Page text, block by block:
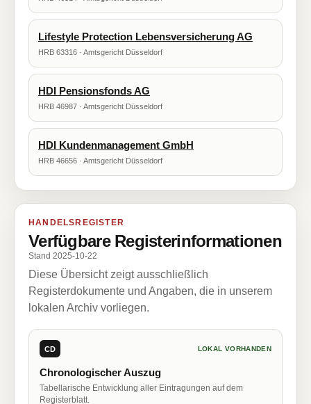
Lifestyle Protection Lebensversicherung AG
HRB 63316 · Amtsgericht Düsseldorf
HDI Pensionsfonds AG
HRB 46987 · Amtsgericht Düsseldorf
HDI Kundenmanagement GmbH
HRB 46656 · Amtsgericht Düsseldorf
HANDELSREGISTER
Verfügbare Registerinformationen
Stand 2025-10-22
Diese Übersicht zeigt ausschließlich
Registerdokumente und Angaben, die in unserem
lokalen Archiv vorliegen.
CD LOKAL VORHANDEN
Chronologischer Auszug
Tabellarische Entwicklung aller Eintragungen auf dem
Registerblatt.